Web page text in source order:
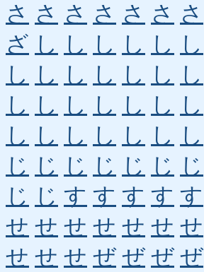
さ さ さ さ さ さ さ
ざ し し し し し し
し し し し し し し
し し し し し し し
し し し し し し し
じ じ じ じ じ じ じ
じ じ す す す す す
せ せ せ せ せ せ せ
せ せ せ ぜ ぜ ぜ ぜ